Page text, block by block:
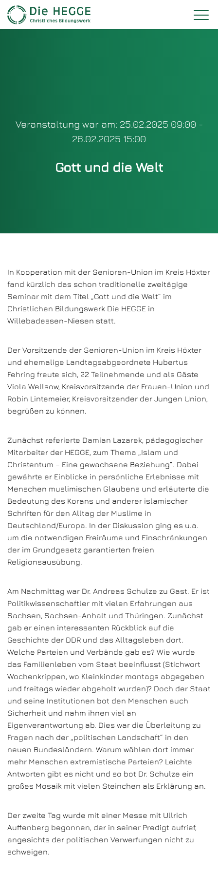
Veranstaltung war am: 25.02.2025 09:00 -
26.02.2025 15:00
Gott und die Welt
In Kooperation mit der Senioren-Union im Kreis Höxter
fand kürzlich das schon traditionelle zweitägige
Seminar mit dem Titel „Gott und die Welt“ im
Christlichen Bildungswerk Die HEGGE in
Willebadessen-Niesen statt.
Der Vorsitzende der Senioren-Union im Kreis Höxter
und ehemalige Landtagsabgeordnete Hubertus
Fehring freute sich, 22 Teilnehmende und als Gäste
Viola Wellsow, Kreisvorsitzende der Frauen-Union und
Robin Lintemeier, Kreisvorsitzender der Jungen Union,
begrüßen zu können.
Zunächst referierte Damian Lazarek, pädagogischer
Mitarbeiter der HEGGE, zum Thema „Islam und
Christentum – Eine gewachsene Beziehung“. Dabei
gewährte er Einblicke in persönliche Erlebnisse mit
Menschen muslimischen Glaubens und erläuterte die
Bedeutung des Korans und anderer islamischer
Schriften für den Alltag der Muslime in
Deutschland/Europa. In der Diskussion ging es u.a.
um die notwendigen Freiräume und Einschränkungen
der im Grundgesetz garantierten freien
Religionsausübung.
Am Nachmittag war Dr. Andreas Schulze zu Gast. Er ist
Politikwissenschaftler mit vielen Erfahrungen aus
Sachsen, Sachsen-Anhalt und Thüringen. Zunächst
gab er einen interessanten Rückblick auf die
Geschichte der DDR und das Alltagsleben dort.
Welche Parteien und Verbände gab es? Wie wurde
das Familienleben vom Staat beeinflusst (Stichwort
Wochenkrippen, wo Kleinkinder montags abgegeben
und freitags wieder abgeholt wurden)? Doch der Staat
und seine Institutionen bot den Menschen auch
Sicherheit und nahm ihnen viel an
Eigenverantwortung ab. Dies war die Überleitung zu
Fragen nach der „politischen Landschaft“ in den
neuen Bundesländern. Warum wählen dort immer
mehr Menschen extremistische Parteien? Leichte
Antworten gibt es nicht und so bot Dr. Schulze ein
großes Mosaik mit vielen Steinchen als Erklärung an.
Der zweite Tag wurde mit einer Messe mit Ullrich
Auffenberg begonnen, der in seiner Predigt aufrief,
angesichts der politischen Verwerfungen nicht zu
schweigen.